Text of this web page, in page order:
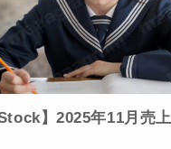
】2025年11月売上